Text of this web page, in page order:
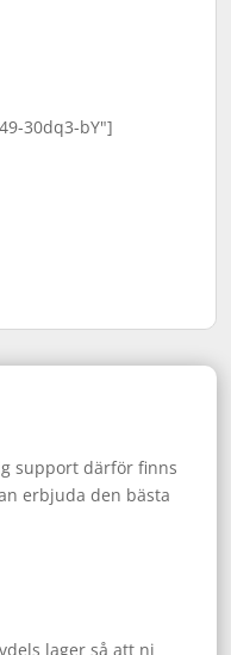
30dq3-bY"]
support därför finns
erbjuda den bästa
lager så att ni